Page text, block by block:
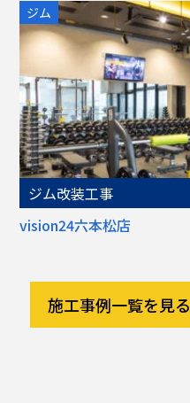
ジム
ジム改装工事
vision24六本松店
施工事例一覧を見る